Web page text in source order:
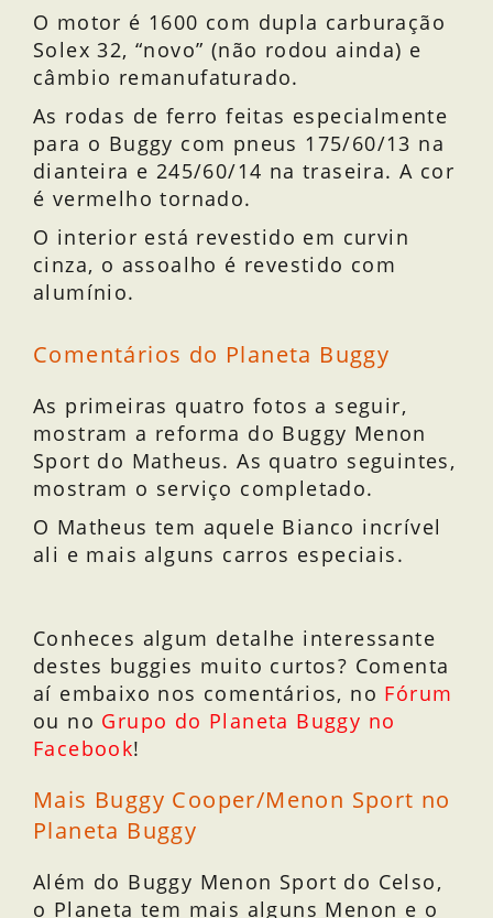
O motor é 1600 com dupla carburação
Solex 32, “novo” (não rodou ainda) e
câmbio remanufaturado.
As rodas de ferro feitas especialmente
para o Buggy com pneus 175/60/13 na
dianteira e 245/60/14 na traseira. A cor
é vermelho tornado.
O interior está revestido em curvin
cinza, o assoalho é revestido com
alumínio.
Comentários do Planeta Buggy
As primeiras quatro fotos a seguir,
mostram a reforma do Buggy Menon
Sport do Matheus. As quatro seguintes,
mostram o serviço completado.
O Matheus tem aquele Bianco incrível
ali e mais alguns carros especiais.
Conheces algum detalhe interessante
destes buggies muito curtos? Comenta
aí embaixo nos comentários, no Fórum
ou no Grupo do Planeta Buggy no
Facebook!
Mais Buggy Cooper/Menon Sport no
Planeta Buggy
Além do Buggy Menon Sport do Celso,
o Planeta tem mais alguns Menon e o